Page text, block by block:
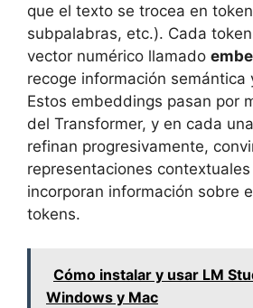
que el texto se trocea en
subpalabras, etc.). Cada
vector numérico llamado
recoge información semántica
Estos embeddings pasan por
del Transformer, y en cada
refinan progresivamente,
representaciones
incorporan información sobre
tokens.
Cómo instalar y usar LM
Windows y Mac